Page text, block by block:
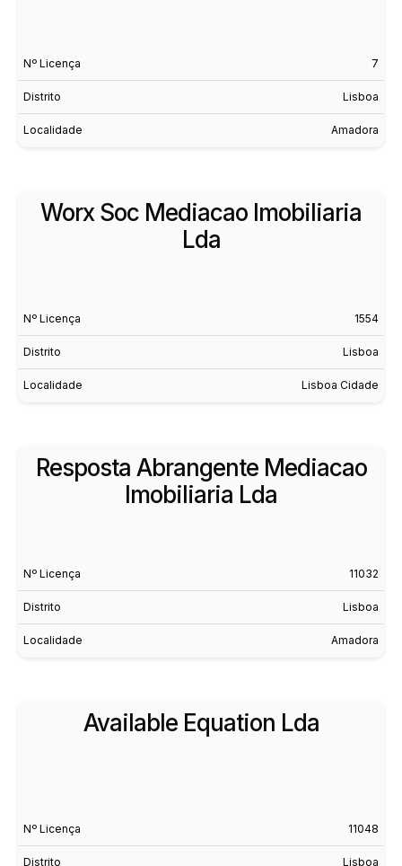
Nº Licença 7
Distrito Lisboa
Localidade Amadora
Worx Soc Mediacao Imobiliaria
Lda
Nº Licença 1554
Distrito Lisboa
Localidade Lisboa Cidade
Resposta Abrangente Mediacao
Imobiliaria Lda
Nº Licença 11032
Distrito Lisboa
Localidade Amadora
Available Equation Lda
Nº Licença 11048
Distrito Lisboa